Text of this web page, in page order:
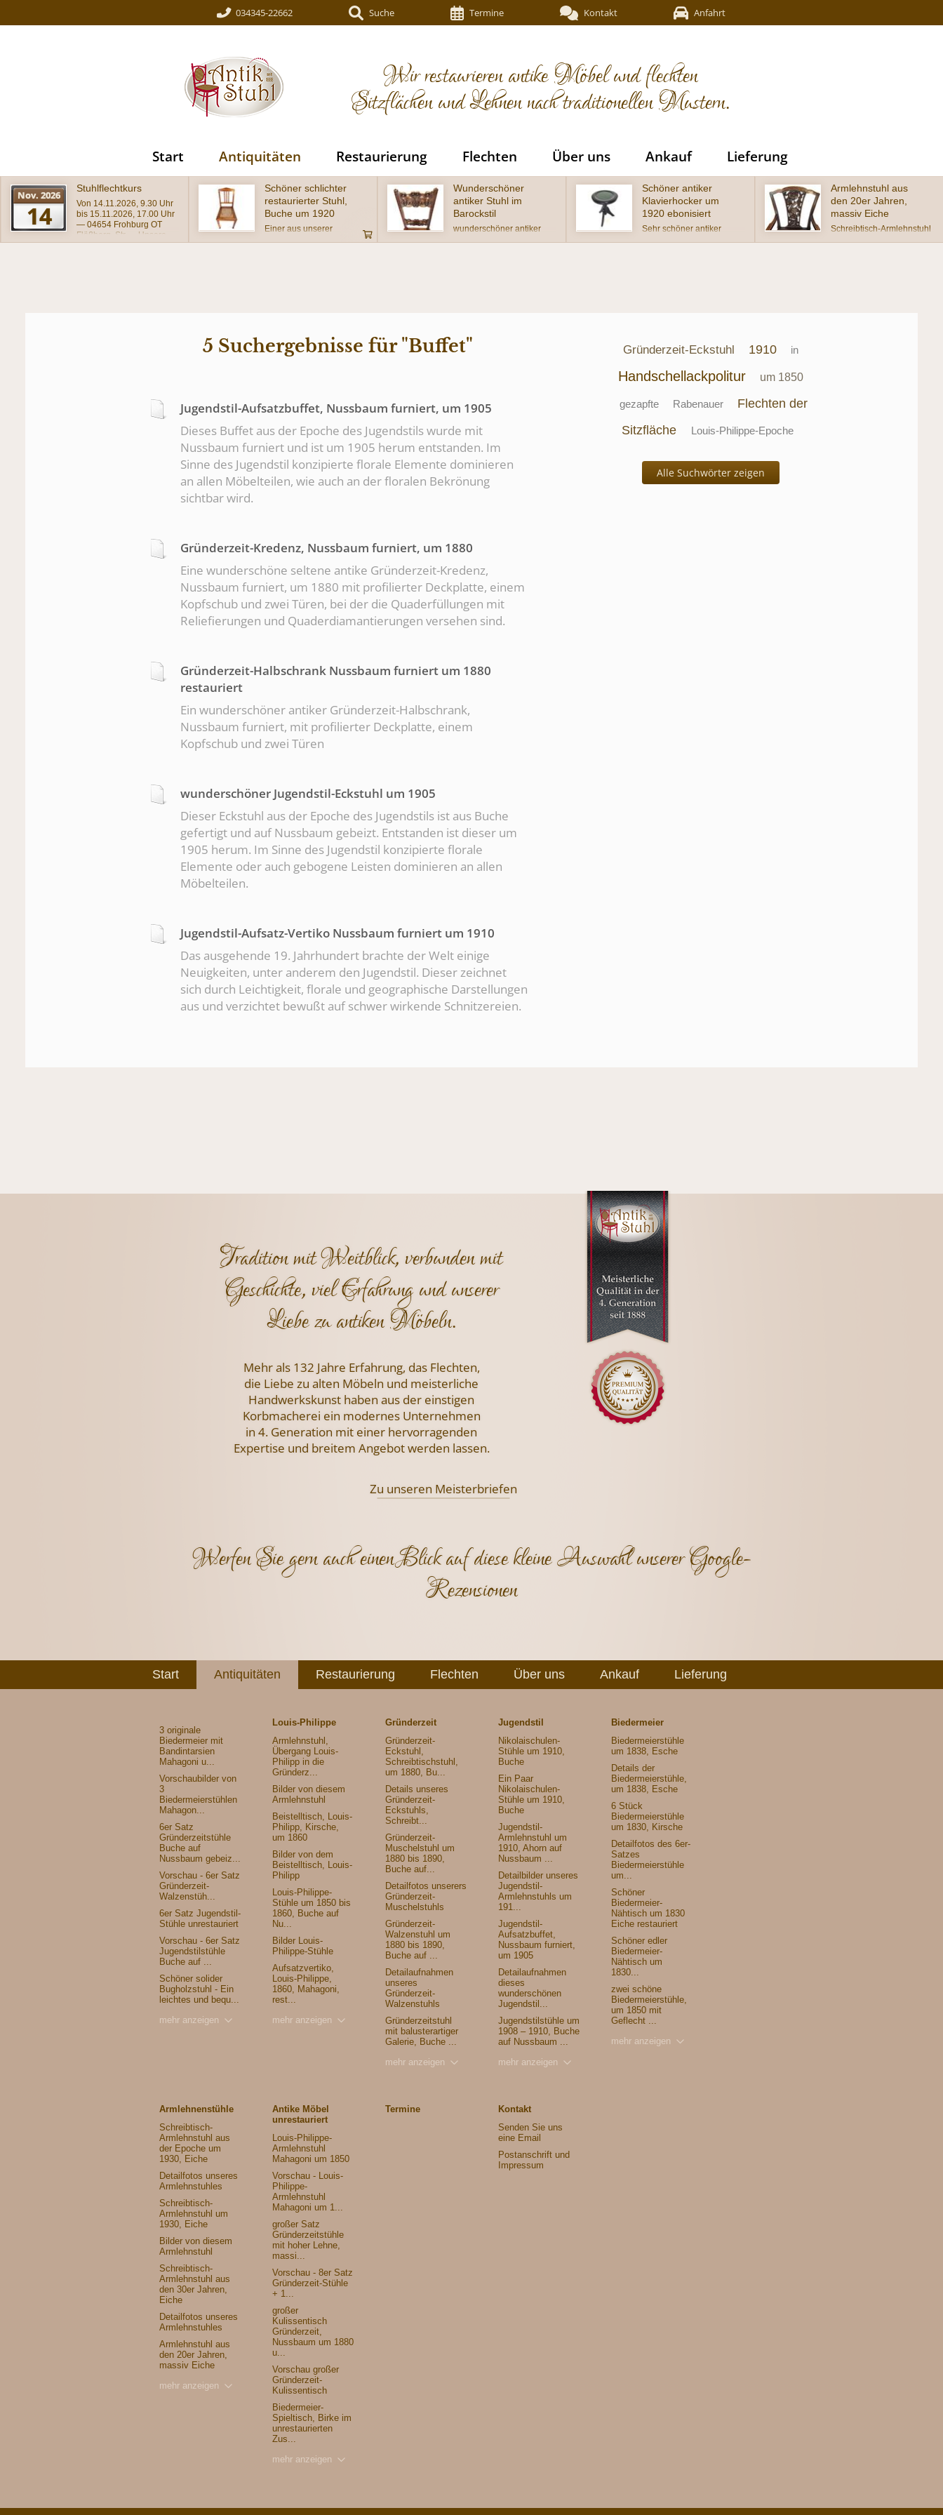
034345-22662 Suche Termine Kontakt Anfahrt
Wir restaurieren antike Möbel und flechten
Sitzflächen und Lehnen nach traditionellen Mustern.
Start Antiquitäten Restaurierung Flechten Über uns Ankauf Lieferung
Schöner schlichter
restaurierter Stuhl,
Buche um 1920
Einer aus unserer
Wunderschöner
antiker Stuhl im
Barockstil
wunderschöner antiker
Schöner antiker
Klavierhocker um
1920 ebonisiert
Sehr schöner antiker
Armlehnstuhl aus
den 20er Jahren,
massiv Eiche
Schreibtisch-Armlehnstuhl
Schöner antiker
Gründerzeit-
Muschel-Stuhl um
1880
wunderschöner Muschel-
5 Suchergebnisse für "Buffet"
Jugendstil-Aufsatzbuffet, Nussbaum furniert, um 1905
Dieses Buffet aus der Epoche des Jugendstils wurde mit
Nussbaum furniert und ist um 1905 herum entstanden. Im
Sinne des Jugendstil konzipierte florale Elemente dominieren
an allen Möbelteilen, wie auch an der floralen Bekrönung
sichtbar wird.
Gründerzeit-Kredenz, Nussbaum furniert, um 1880
Eine wunderschöne seltene antike Gründerzeit-Kredenz,
Nussbaum furniert, um 1880 mit profilierter Deckplatte, einem
Kopfschub und zwei Türen, bei der die Quaderfüllungen mit
Reliefierungen und Quaderdiamantierungen versehen sind.
Gründerzeit-Halbschrank Nussbaum furniert um 1880
restauriert
Ein wunderschöner antiker Gründerzeit-Halbschrank,
Nussbaum furniert, mit profilierter Deckplatte, einem
Kopfschub und zwei Türen
wunderschöner Jugendstil-Eckstuhl um 1905
Dieser Eckstuhl aus der Epoche des Jugendstils ist aus Buche
gefertigt und auf Nussbaum gebeizt. Entstanden ist dieser um
1905 herum. Im Sinne des Jugendstil konzipierte florale
Elemente oder auch gebogene Leisten dominieren an allen
Möbelteilen.
Jugendstil-Aufsatz-Vertiko Nussbaum furniert um 1910
Das ausgehende 19. Jahrhundert brachte der Welt einige
Neuigkeiten, unter anderem den Jugendstil. Dieser zeichnet
sich durch Leichtigkeit, florale und geographische Darstellungen
aus und verzichtet bewußt auf schwer wirkende Schnitzereien.
Gründerzeit-Eckstuhl 1910 in
Handschellackpolitur um 1850
gezapfte Rabenauer
Flechten der
Sitzfläche
Louis-Philippe-Epoche
Alle Suchwörter zeigen
Tradition mit Weitblick, verbunden mit
Geschichte, viel Erfahrung und unserer
Liebe zu antiken Möbeln.
Mehr als 132 Jahre Erfahrung, das Flechten,
die Liebe zu alten Möbeln und meisterliche
Handwerkskunst haben aus der einstigen
Korbmacherei ein modernes Unternehmen
in 4. Generation mit einer hervorragenden
Expertise und breitem Angebot werden lassen.
Zu unseren Meisterbriefen
Werfen Sie gern auch einen Blick auf diese kleine Auswahl unserer Google-
Rezensionen
Start Antiquitäten Restaurierung Flechten Über uns Ankauf Lieferung
3 originale
Biedermeier mit
Bandintarsien
Mahagoni u...
Vorschaubilder von
3
Biedermeierstühlen
Mahagon...
6er Satz
Gründerzeitstühle
Buche auf
Nussbaum gebeiz...
Vorschau - 6er Satz
Gründerzeit-
Walzenstüh...
6er Satz Jugendstil-
Stühle unrestauriert
Vorschau - 6er Satz
Jugendstilstühle
Buche auf ...
Schöner solider
Bugholzstuhl - Ein
leichtes und bequ...
mehr anzeigen
Louis-Philippe
Armlehnstuhl,
Übergang Louis-
Philipp in die
Gründerz...
Bilder von diesem
Armlehnstuhl
Beistelltisch, Louis-
Philipp, Kirsche,
um 1860
Bilder von dem
Beistelltisch, Louis-
Philipp
Louis-Philippe-
Stühle um 1850 bis
1860, Buche auf
Nu...
Bilder Louis-
Philippe-Stühle
Aufsatzvertiko,
Louis-Philippe,
1860, Mahagoni,
rest...
mehr anzeigen
Gründerzeit
Gründerzeit-
Eckstuhl,
Schreibtischstuhl,
um 1880, Bu...
Details unseres
Gründerzeit-
Eckstuhls,
Schreibt...
Gründerzeit-
Muschelstuhl um
1880 bis 1890,
Buche auf...
Detailfotos unserers
Gründerzeit-
Muschelstuhls
Gründerzeit-
Walzenstuhl um
1880 bis 1890,
Buche auf ...
Detailaufnahmen
unseres
Gründerzeit-
Walzenstuhls
Gründerzeitstuhl
mit balusterartiger
Galerie, Buche ...
mehr anzeigen
Jugendstil
Nikolaischulen-
Stühle um 1910,
Buche
Ein Paar
Nikolaischulen-
Stühle um 1910,
Buche
Jugendstil-
Armlehnstuhl um
1910, Ahorn auf
Nussbaum ...
Detailbilder unseres
Jugendstil-
Armlehnstuhls um
191...
Jugendstil-
Aufsatzbuffet,
Nussbaum furniert,
um 1905
Detailaufnahmen
dieses
wunderschönen
Jugendstil...
Jugendstilstühle um
1908 – 1910, Buche
auf Nussbaum ...
mehr anzeigen
Biedermeier
Biedermeierstühle
um 1838, Esche
Details der
Biedermeierstühle,
um 1838, Esche
6 Stück
Biedermeierstühle
um 1830, Kirsche
Detailfotos des 6er-
Satzes
Biedermeierstühle
um...
Schöner
Biedermeier-
Nähtisch um 1830
Eiche restauriert
Schöner edler
Biedermeier-
Nähtisch um
1830...
zwei schöne
Biedermeierstühle,
um 1850 mit
Geflecht ...
mehr anzeigen
Armlehnenstühle
Schreibtisch-
Armlehnstuhl aus
der Epoche um
1930, Eiche
Detailfotos unseres
Armlehnstuhles
Schreibtisch-
Armlehnstuhl um
1930, Eiche
Bilder von diesem
Armlehnstuhl
Schreibtisch-
Armlehnstuhl aus
den 30er Jahren,
Eiche
Detailfotos unseres
Armlehnstuhles
Armlehnstuhl aus
den 20er Jahren,
massiv Eiche
mehr anzeigen
Antike Möbel
unrestauriert
Louis-Philippe-
Armlehnstuhl
Mahagoni um 1850
Vorschau - Louis-
Philippe-
Armlehnstuhl
Mahagoni um 1...
großer Satz
Gründerzeitstühle
mit hoher Lehne,
massi...
Vorschau - 8er Satz
Gründerzeit-Stühle
+ 1...
großer
Kulissentisch
Gründerzeit,
Nussbaum um 1880
u...
Vorschau großer
Gründerzeit-
Kulissentisch
Biedermeier-
Spieltisch, Birke im
unrestaurierten
Zus...
mehr anzeigen
Termine
Kontakt
Senden Sie uns
eine Email
Postanschrift und
Impressum